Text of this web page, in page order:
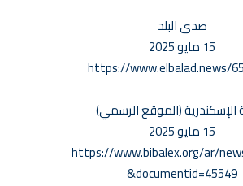
صدى البلد
15 مايو 2025
https://www.elbalad.news/
الإسكندرية (الموقع الرسمي)
15 مايو 2025
https://www.bibalex.org/ar/
documentid=45549&